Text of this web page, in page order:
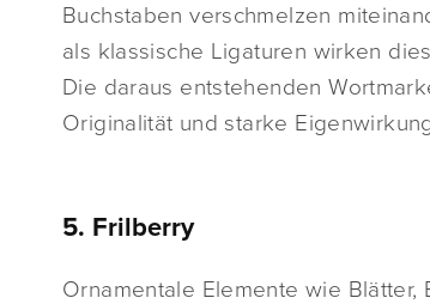
Buchstaben verschmelzen
als klassische Ligaturen wirken
Die daraus entstehenden
Originalität und starke
5. Frilberry
Ornamentale Elemente wie